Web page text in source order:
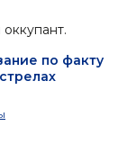
по факту